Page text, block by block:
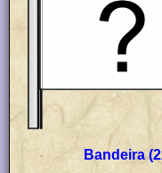
Bandeira